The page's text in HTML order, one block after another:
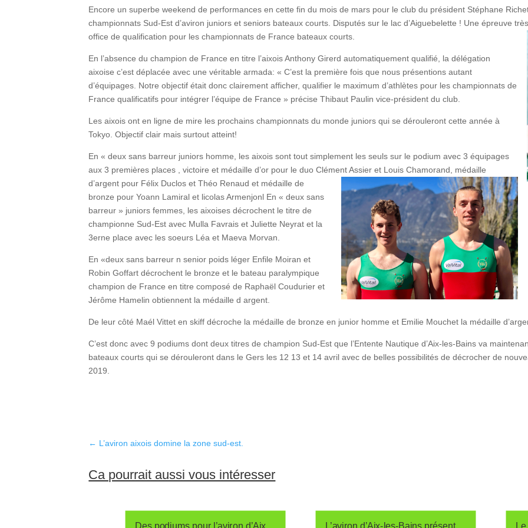
Encore un superbe weekend de performances en cette fin du mois de mars pour le club du président Stéphane
championnats Sud-Est d’aviron juniors et seniors bateaux courts. Disputés sur le lac d’Aiguebelette ! Une épreuve
office de qualification pour les championnats de France bateaux courts.
En l’absence du champion de France en titre l’aixois Anthony Girerd automatiquement qualifié, la délégation
aixoise c’est déplacée avec une véritable armada: « C’est la première fois que nous présentions autant
d’équipages. Notre objectif était donc clairement afficher, qualifier le maximum d’athlètes pour les championnats de
France qualificatifs pour intégrer l’équipe de France » précise Thibaut Paulin vice-président du club.
Les aixois ont en ligne de mire les prochains championnats du monde juniors qui se dérouleront cette année à
Tokyo. Objectif clair mais surtout atteint!
En « deux sans barreur juniors homme, les aixois sont tout simplement les seuls sur le podium avec 3 équipages
aux 3 premières places , victoire et médaille d’or pour le duo Clément Assier et Louis Chamorand, médaille
d’argent pour Félix Duclos et Théo Renaud et médaille de
bronze pour Yoann Lamiral et licolas Armenjonl En « deux sans
barreur » juniors femmes, les aixoises décrochent le titre de
championne Sud-Est avec Mulla Favrais et Juliette Neyrat et la
3erne place avec les soeurs Léa et Maeva Morvan.
En «deux sans barreur n senior poids léger Enfile Moiran et
Robin Goffart décrochent le bronze et le bateau paralympique
champion de France en titre composé de Raphaël Coudurier et
Jérôme Hamelin obtiennent la médaille d argent.
De leur côté Maél Vittet en skiff décroche la médaille de bronze en junior homme et Emilie Mouchet la médaille
C’est donc avec 9 podiums dont deux titres de champion Sud-Est que l’Entente Nautique d’Aix-les-Bains va
bateaux courts qui se dérouleront dans le Gers les 12 13 et 14 avril avec de belles possibilités de décrocher de
2019.
← L’aviron aixois domine la zone sud-est.
Ca pourrait aussi vous intéresser